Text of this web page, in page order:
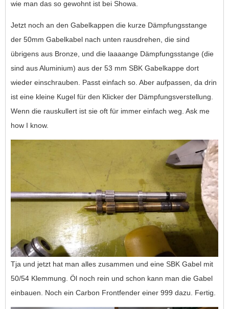
wie man das so gewohnt ist bei Showa.
Jetzt noch an den Gabelkappen die kurze Dämpfungsstange
der 50mm Gabelkabel nach unten rausdrehen, die sind
übrigens aus Bronze, und die laaaange Dämpfungsstange (die
sind aus Aluminium) aus der 53 mm SBK Gabelkappe dort
wieder einschrauben. Passt einfach so. Aber aufpassen, da drin
ist eine kleine Kugel für den Klicker der Dämpfungsverstellung.
Wenn die rauskullert ist sie oft für immer einfach weg. Ask me
how I know.
Tja und jetzt hat man alles zusammen und eine SBK Gabel mit
50/54 Klemmung. Öl noch rein und schon kann man die Gabel
einbauen. Noch ein Carbon Frontfender einer 999 dazu. Fertig.